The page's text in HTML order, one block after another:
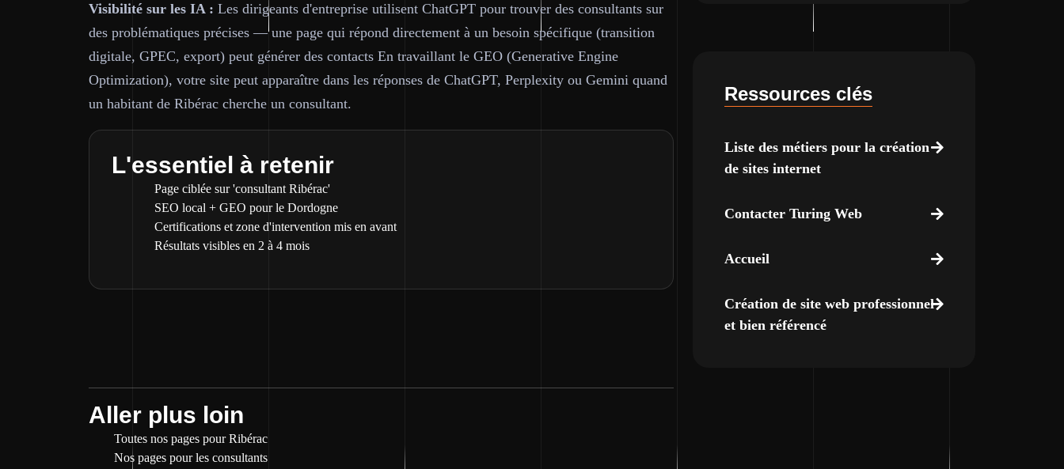
Visibilité sur les IA : Les dirigeants d'entreprise utilisent ChatGPT pour trouver des consultants sur
des problématiques précises — une page qui répond directement à un besoin spécifique (transition
digitale, GPEC, export) peut générer des contacts En travaillant le GEO (Generative Engine
Optimization), votre site peut apparaître dans les réponses de ChatGPT, Perplexity ou Gemini quand
un habitant de Ribérac cherche un consultant.
L'essentiel à retenir
Page ciblée sur 'consultant Ribérac'
SEO local + GEO pour le Dordogne
Certifications et zone d'intervention mis en avant
Résultats visibles en 2 à 4 mois
Aller plus loin
Toutes nos pages pour Ribérac
Nos pages pour les consultants
Ressources clés
Liste des métiers pour la création
de sites internet
Contacter Turing Web
Accueil
Création de site web professionnel
et bien référencé